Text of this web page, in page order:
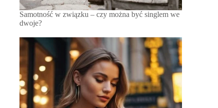
Samotność w związku – czy można być singlem we
dwoje?